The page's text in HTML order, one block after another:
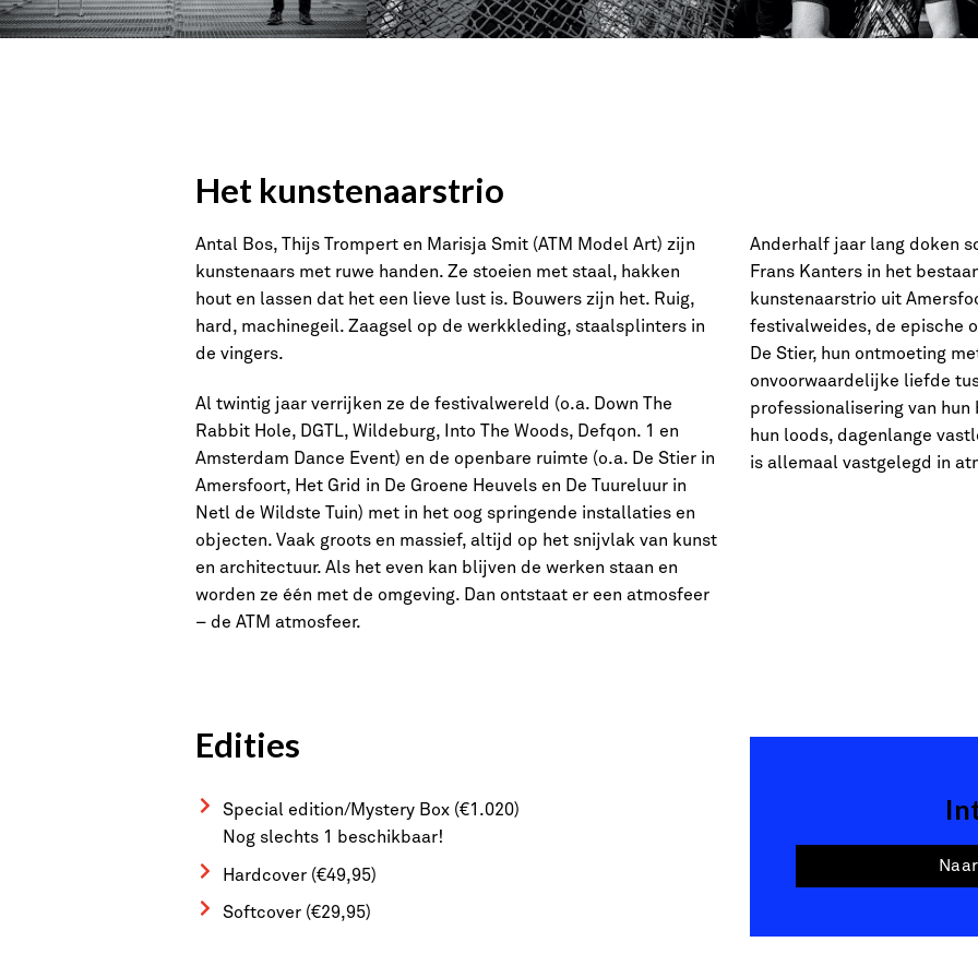
Het kunstenaarstrio
Antal Bos, Thijs Trompert en Marisja Smit (ATM Model Art) zijn
kunstenaars met ruwe handen. Ze stoeien met staal, hakken
hout en lassen dat het een lieve lust is. Bouwers zijn het. Ruig,
hard, machinegeil. Zaagsel op de werkkleding, staalsplinters in
de vingers.
Al twintig jaar verrijken ze de festivalwereld (o.a. Down The
Rabbit Hole, DGTL, Wildeburg, Into The Woods, Defqon. 1 en
Amsterdam Dance Event) en de openbare ruimte (o.a. De Stier in
Amersfoort, Het Grid in De Groene Heuvels en De Tuureluur in
Netl de Wildste Tuin) met in het oog springende installaties en
objecten. Vaak groots en massief, altijd op het snijvlak van kunst
en architectuur. Als het even kan blijven de werken staan en
worden ze één met de omgeving. Dan ontstaat er een atmosfeer
– de ATM atmosfeer.
Anderhalf jaar lang doken
Frans Kanters in het
kunstenaarstrio uit
festivalweides, de epische
De Stier, hun ontmoeting
onvoorwaardelijke liefde
professionalisering van
hun loods, dagenlange
is allemaal vastgelegd in
Edities
Special edition/Mystery Box (€1.020)
Nog slechts 1 beschikbaar!
Hardcover (€49,95)
Softcover (€29,95)